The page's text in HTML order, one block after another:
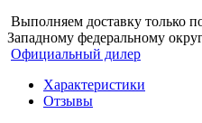
Выполняем доставку только
Западному федеральному
Официальный дилер
Характеристики
Отзывы